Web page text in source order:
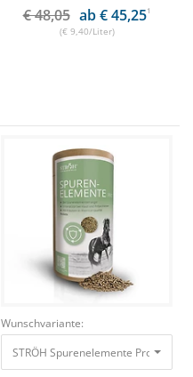
€ 48,05 ab € 45,251
(€ 9,40/Liter)
Wunschvariante:
STRÖH Spurenelemente Pro